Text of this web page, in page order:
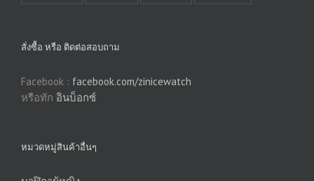
สั่งซื้อ หรือ ติดต่อสอบถาม
Facebook : facebook.com/zinicewatch
หรือทัก อินบ็อกซ์
หมวดหมู่สินค้าอื่นๆ